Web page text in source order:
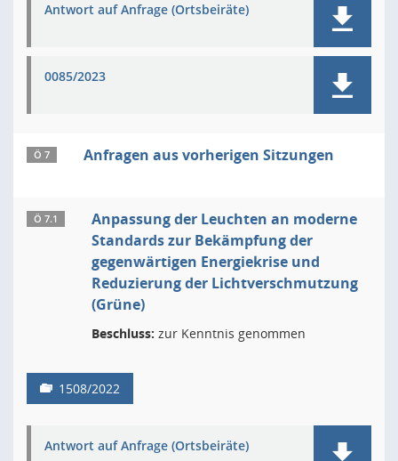
Antwort auf Anfrage (Ortsbeiräte)
0085/2023
Ö 7 Anfragen aus vorherigen Sitzungen
Ö 7.1
Anpassung der Leuchten an moderne
Standards zur Bekämpfung der
gegenwärtigen Energiekrise und
Reduzierung der Lichtverschmutzung
(Grüne)
Beschluss: zur Kenntnis genommen
1508/2022
Antwort auf Anfrage (Ortsbeiräte)